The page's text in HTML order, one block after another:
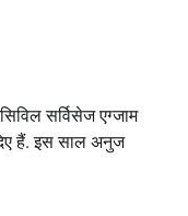
सर्विसेज एग्जाम
हैं. इस साल अनुज